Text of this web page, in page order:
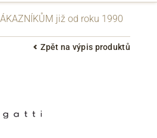
již od roku 1990
Zpět na výpis produktů